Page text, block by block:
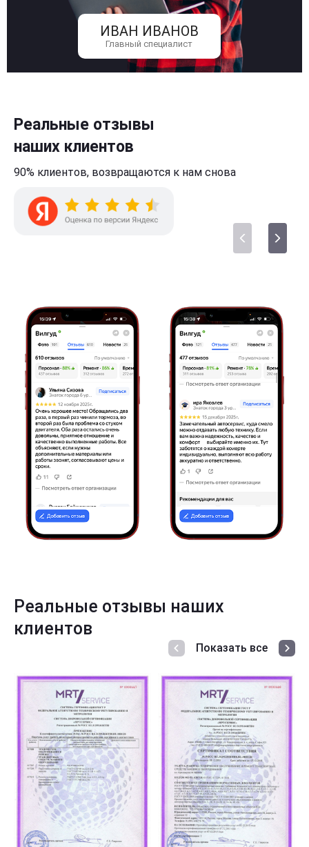
ИВАН ИВАНОВ
Главный специалист
Реальные отзывы
наших клиентов
90% клиентов, возвращаются к нам снова
Реальные отзывы наших
клиентов
Показать все